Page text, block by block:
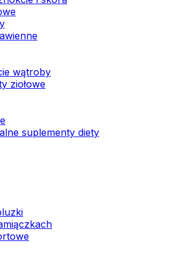
wątroby
ziołowe
suplementy diety